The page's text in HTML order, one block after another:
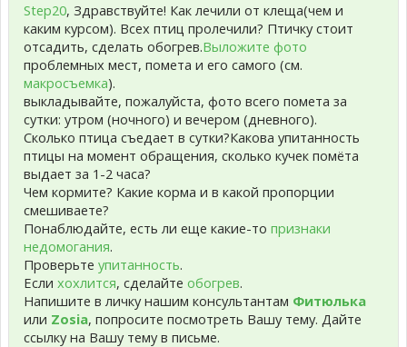
Step20, Здравствуйте! Как лечили от клеща(чем и
каким курсом). Всех птиц пролечили? Птичку стоит
отсадить, сделать обогрев.Выложите фото
проблемных мест, помета и его самого (см.
макросъемка).
выкладывайте, пожалуйста, фото всего помета за
сутки: утром (ночного) и вечером (дневного).
Сколько птица съедает в сутки?Какова упитанность
птицы на момент обращения, сколько кучек помёта
выдает за 1-2 часа?
Чем кормите? Какие корма и в какой пропорции
смешиваете?
Понаблюдайте, есть ли еще какие-то признаки
недомогания.
Проверьте упитанность.
Если хохлится, сделайте обогрев.
Напишите в личку нашим консультантам Фитюлька
или Zosia, попросите посмотреть Вашу тему. Дайте
ссылку на Вашу тему в письме.